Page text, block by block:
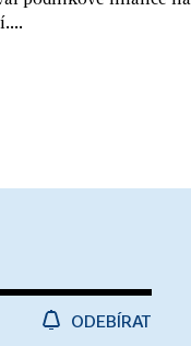
ODEBÍRAT